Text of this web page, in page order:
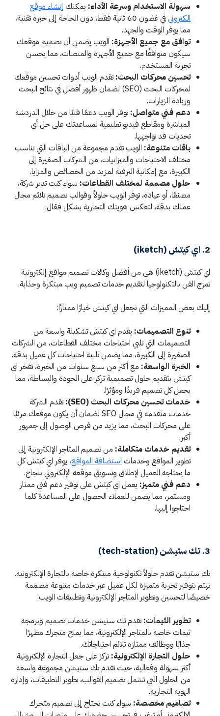
سهولة الاستخدام وسرعة الأداء: يمكنك إنشاء موقع
الكتروني
في غضون 60 ثانية فقط، دون الحاجة إلى خبرة تقنية،
مما يوفر الوقت والجهد.
توافق مع جميع الأجهزة: الويب يضمن أن تصميم موقعك
سيكون متوافقًا مع جميع الأجهزة والمنصات، مما يحسن
تجربة المستخدم.
تحسين محركات البحث: تقدم الويب أدوات تحسين موقعك
لمحركات البحث (SEO) لضمان ظهور أفضل في نتائج البحث
وزيادة الزيارات.
دعم فني متواصل: توفر الويب دعمًا فنيًا من خلال الدردشة
المباشرة ومقاطع فيديو تعليمية لمساعدتك على حل أي
تحديات قد تواجهها.
باقات متنوعة: الويب تقدم مجموعة من الباقات التي تناسب
مختلف الاحتياجات والميزانيات، من الشركات الصغيرة إلى
الكبيرة، مع إمكانية الترقية لمزيد من الخصائص والمزايا.
حلول مصممة لمختلف القطاعات: سواء كنت تدير شركة،
مصنعًا، أو عيادة، توفر الويب حلولاً وقوالب تصميم تلائم مجال
عملك بدقة، لتعكس هويتك التجارية بشكل فعّال.
2. اي كيتش (iketch)
اي كيتش (iketch) هي من أفضل وكالات تصميم مواقع إلكترونية
تمزج الفن بالتكنولوجيا لتقديم خدمات تصميم ويب مبتكرة وجذابة.
إليك بعض المميزات التي تجعل اي كيتش خيارًا ممتازًا:
تنوع التصميمات: يقدم اي كيتش تشكيلة واسعة من
التصميمات التي تلبي احتياجات مختلف القطاعات، من الشركات
الصغيرة إلى الكبيرة، مما يضمن تلبية احتياجات كل عميل بدقة.
الخبرة الواسعة: مع أكثر من سبع سنوات من الخبرة، تفخر اي
كيتش بتقديم حلول تصميمية تركز على الجودة والبساطة، مما
يجعل كل تصميم فريدًا ومؤثرًا.
خدمات تحسين محركات البحث (SEO):
تقدم الشركة
خدمات متقدمة في مجال SEO لضمان أن يكون موقعك مرئيًا
على محركات البحث، مما يزيد من فرص الوصول إلى جمهور
أكبر.
تقديم خدمات متكاملة: من تصميم المتاجر الإلكترونية إلى
تطوير المواقع وخدمات استضافة المواقع، يوفر اي كيتش كل
ما يحتاجه العميل لإطلاق وتسويق موقعه الإلكتروني بنجاح.
دعم فني متميز: يعمل اي كيتش على توفير دعم فني ممتاز
ومستمر، مما يضمن للعملاء الحصول على المساعدة كلما
احتاجوا إليها.
3. تك ستيشن (tech-station)
تك ستيشن تقدم حلولاً تكنولوجية مبتكرة خاصة بالتجارة الإلكترونية.
تهتم بتوفير تجربة متميزة لكل عميل عبر خدمات متنوعة مصممة
خصيصًا لتحسين وتطوير المتاجر الإلكترونية وتطبيقات الويب:
تطوير الثيمات: تقدم تك ستيشن خدمات تصميم وبرمجة
ثيمات خاصة بالمتاجر الإلكترونية، مما يمنح متجرك مظهرًا
جذابًا ووظائف ممتازة تلائم احتياجاتك.
حلول التجارة الإلكترونية: تركز على جعل التجارة الإلكترونية
أكثر سهولة وفعالية، حيث تقدم تك ستيشن مجموعة واسعة
من الحلول التي تشمل تصميم القوالب، تطوير التطبيقات، وإدارة
الهوية التجارية.
تصاميم مخصصة: سواء كنت تحتاج إلى تصميم متجرك